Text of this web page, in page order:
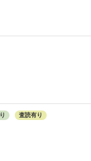
査読有り